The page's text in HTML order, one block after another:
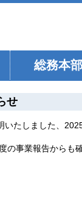
総務本部
せ
たしました、
の事業報告からも